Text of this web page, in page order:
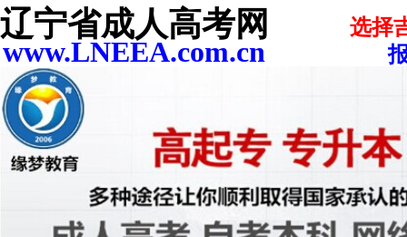
辽宁省成人高考网
www.LNEEA.com.cn
选择